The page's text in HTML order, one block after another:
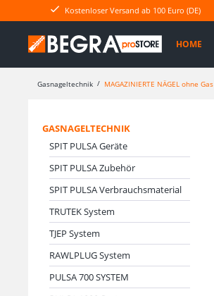
Kostenloser Versand ab 100 Euro (DE)
HOME
Gasnageltechnik MAGAZINIERTE NÄGEL ohne Gas
GASNAGELTECHNIK
SPIT PULSA Geräte
SPIT PULSA Zubehör
SPIT PULSA Verbrauchsmaterial
TRUTEK System
TJEP System
RAWLPLUG System
PULSA 700 SYSTEM